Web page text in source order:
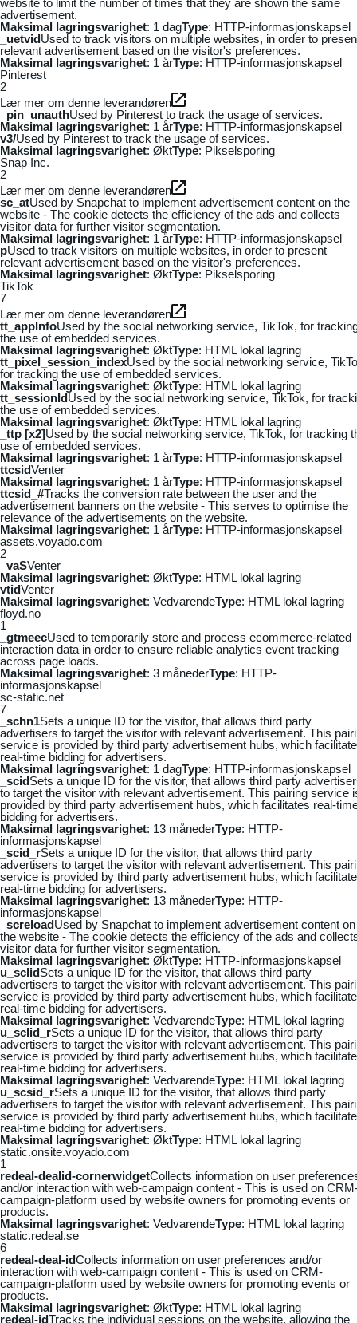
advertisement.
Maksimal lagringsvarighet: 1 dagType: HTTP-informasjonskapsel
_uetvidUsed to track visitors on multiple websites, in order to
relevant advertisement based on the visitor's preferences.
Maksimal lagringsvarighet: 1 årType: HTTP-informasjonskapsel
Pinterest
2
Lær mer om denne leverandøren
_pin_unauthUsed by Pinterest to track the usage of services.
Maksimal lagringsvarighet: 1 årType: HTTP-informasjonskapsel
v3/Used by Pinterest to track the usage of services.
Maksimal lagringsvarighet: ØktType: Pikselsporing
Snap Inc.
2
Lær mer om denne leverandøren
sc_atUsed by Snapchat to implement advertisement content on the
website - The cookie detects the efficiency of the ads and collects
visitor data for further visitor segmentation.
Maksimal lagringsvarighet: 1 årType: HTTP-informasjonskapsel
pUsed to track visitors on multiple websites, in order to present
relevant advertisement based on the visitor's preferences.
Maksimal lagringsvarighet: ØktType: Pikselsporing
TikTok
7
Lær mer om denne leverandøren
tt_appInfoUsed by the social networking service, TikTok, for
the use of embedded services.
Maksimal lagringsvarighet: ØktType: HTML lokal lagring
tt_pixel_session_indexUsed by the social networking service,
for tracking the use of embedded services.
Maksimal lagringsvarighet: ØktType: HTML lokal lagring
tt_sessionIdUsed by the social networking service, TikTok, for
the use of embedded services.
Maksimal lagringsvarighet: ØktType: HTML lokal lagring
_ttp [x2]Used by the social networking service, TikTok, for tracking
use of embedded services.
Maksimal lagringsvarighet: 1 årType: HTTP-informasjonskapsel
ttcsidVenter
Maksimal lagringsvarighet: 1 årType: HTTP-informasjonskapsel
ttcsid_#Tracks the conversion rate between the user and the
advertisement banners on the website - This serves to optimise the
relevance of the advertisements on the website.
Maksimal lagringsvarighet: 1 årType: HTTP-informasjonskapsel
assets.voyado.com
2
_vaSVenter
Maksimal lagringsvarighet: ØktType: HTML lokal lagring
vtidVenter
Maksimal lagringsvarighet: VedvarendeType: HTML lokal lagring
floyd.no
1
_gtmeecUsed to temporarily store and process ecommerce-related
interaction data in order to ensure reliable analytics event tracking
across page loads.
Maksimal lagringsvarighet: 3 månederType: HTTP-
informasjonskapsel
sc-static.net
7
_schn1Sets a unique ID for the visitor, that allows third party
advertisers to target the visitor with relevant advertisement. This
service is provided by third party advertisement hubs, which
real-time bidding for advertisers.
Maksimal lagringsvarighet: 1 dagType: HTTP-informasjonskapsel
_scidSets a unique ID for the visitor, that allows third party
to target the visitor with relevant advertisement. This pairing service
provided by third party advertisement hubs, which facilitates real-
bidding for advertisers.
Maksimal lagringsvarighet: 13 månederType: HTTP-
informasjonskapsel
_scid_rSets a unique ID for the visitor, that allows third party
advertisers to target the visitor with relevant advertisement. This
service is provided by third party advertisement hubs, which
real-time bidding for advertisers.
Maksimal lagringsvarighet: 13 månederType: HTTP-
informasjonskapsel
_screloadUsed by Snapchat to implement advertisement content on
the website - The cookie detects the efficiency of the ads and
visitor data for further visitor segmentation.
Maksimal lagringsvarighet: ØktType: HTTP-informasjonskapsel
u_sclidSets a unique ID for the visitor, that allows third party
advertisers to target the visitor with relevant advertisement. This
service is provided by third party advertisement hubs, which
real-time bidding for advertisers.
Maksimal lagringsvarighet: VedvarendeType: HTML lokal lagring
u_sclid_rSets a unique ID for the visitor, that allows third party
advertisers to target the visitor with relevant advertisement. This
service is provided by third party advertisement hubs, which
real-time bidding for advertisers.
Maksimal lagringsvarighet: VedvarendeType: HTML lokal lagring
u_scsid_rSets a unique ID for the visitor, that allows third party
advertisers to target the visitor with relevant advertisement. This
service is provided by third party advertisement hubs, which
real-time bidding for advertisers.
Maksimal lagringsvarighet: ØktType: HTML lokal lagring
static.onsite.voyado.com
1
redeal-dealid-cornerwidgetCollects information on user
and/or interaction with web-campaign content - This is used on
campaign-platform used by website owners for promoting events or
products.
Maksimal lagringsvarighet: VedvarendeType: HTML lokal lagring
static.redeal.se
6
redeal-deal-idCollects information on user preferences and/or
interaction with web-campaign content - This is used on CRM-
campaign-platform used by website owners for promoting events or
products.
Maksimal lagringsvarighet: ØktType: HTML lokal lagring
redeal-idTracks the individual sessions on the website, allowing the